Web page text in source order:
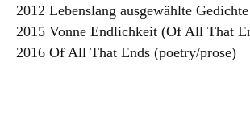
2012 Lebenslang ausgewählte Gedichte
2015 Vonne Endlichkeit (Of All That
2016 Of All That Ends (poetry/prose)